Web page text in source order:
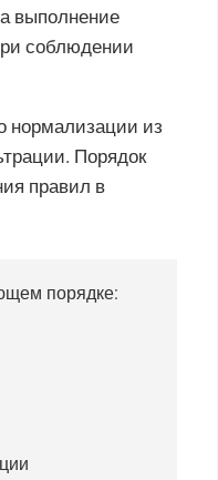
выполнение
соблюдении
нормализации из
Порядок
правил в
порядке: